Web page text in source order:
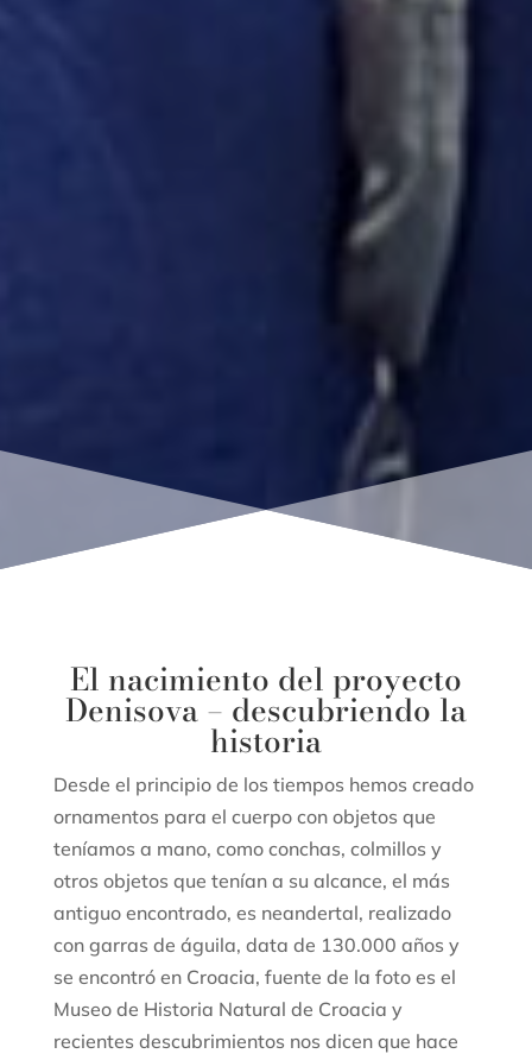
El nacimiento del proyecto
Denisova – descubriendo la
historia
Desde el principio de los tiempos hemos creado
ornamentos para el cuerpo con objetos que
teníamos a mano, como conchas, colmillos y
otros objetos que tenían a su alcance, el más
antiguo encontrado, es neandertal, realizado
con garras de águila, data de 130.000 años y
se encontró en Croacia, fuente de la foto es el
Museo de Historia Natural de Croacia y
recientes descubrimientos nos dicen que hace